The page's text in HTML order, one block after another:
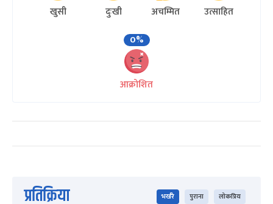
खुसी दुःखी अचम्मित
उत्साहित
0%
आक्रोशित
प्रतिक्रिया भर्खरै पुराना लोकप्रिय